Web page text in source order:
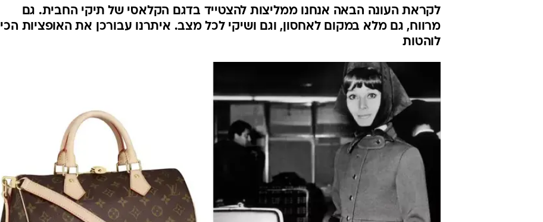
המצפן האופנתי
מלתחה מלאה
לקראת העונה הבאה אנחנו ממליצות להצטייד בדגם הקלאסי של תיקי החבית. גם
מרווח, גם מלא במקום לאחסון, וגם ושיקי לכל מצב. איתרנו עבורכן את האופציות הכי
לוהטות